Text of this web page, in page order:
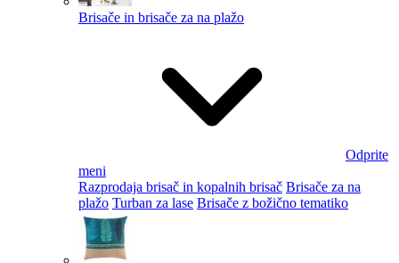
Brisače in brisače za na plažo
Odprite
meni
Razprodaja brisač in kopalnih brisač Brisače za na
plažo Turban za lase Brisače z božično tematiko